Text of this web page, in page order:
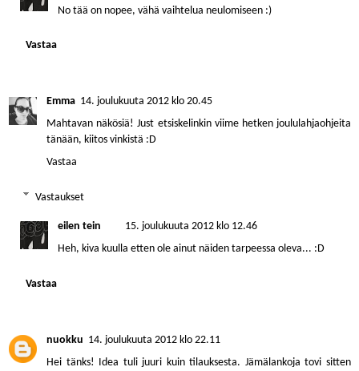
No tää on nopee, vähä vaihtelua neulomiseen :)
Vastaa
Emma 14. joulukuuta 2012 klo 20.45
Mahtavan näkösiä! Just etsiskelinkin viime hetken joululahjaohjeita
tänään, kiitos vinkistä :D
Vastaa
Vastaukset
eilen tein
15. joulukuuta 2012 klo 12.46
Heh, kiva kuulla etten ole ainut näiden tarpeessa oleva... :D
Vastaa
nuokku 14. joulukuuta 2012 klo 22.11
Hei tänks! Idea tuli juuri kuin tilauksesta. Jämälankoja tovi sitten